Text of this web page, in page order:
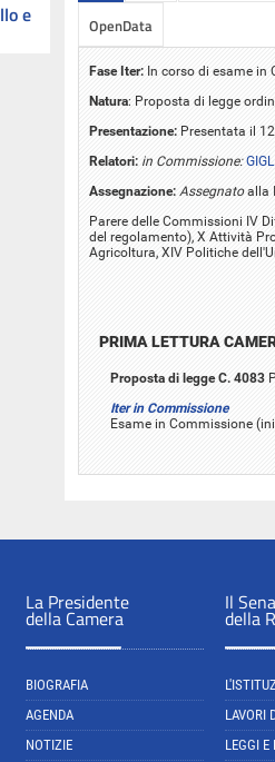
e
OpenData
Fase Iter: In corso di esame in
Natura: Proposta di legge
Presentazione: Presentata il
Relatori: in Commissione:
Assegnazione: Assegnatoalla
Parere delle Commissioni IV
del regolamento), X Attività
Agricoltura, XIV Politiche
PRIMA LETTURA
Proposta di legge C. 4083
Iter in Commissione
Esame in Commissione
La Presidente
della Camera
BIOGRAFIA
AGENDA
NOTIZIE
Il
della
LAVORI
LEGGI E